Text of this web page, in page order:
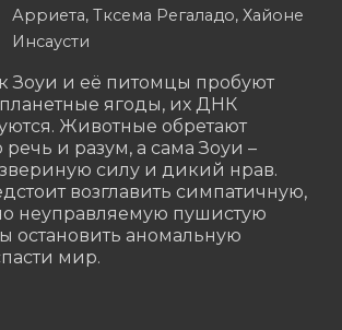
Арриета, Тксема Регаладо, Хайоне
Инсаусти
Зоуи и её питомцы пробуют
ягоды, их ДНК
Животные обретают
и разум, а сама Зоуи –
звериную силу и дикий нрав.
возглавить симпатичную,
неуправляемую пушистую
остановить аномальную
мир.